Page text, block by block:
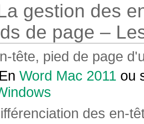
gestion des
de page –
tête, pied de page
Word Mac 2011 ou
des en-